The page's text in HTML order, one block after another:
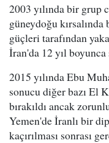
2003 yılında bir grup
güneydoğu
güçleri tarafından
İran'da 12 yıl boyunca
2015 yılında Ebu
sonucu diğer bazı El
bırakıldı ancak
Yemen'de İranlı bir
kaçırılması sonrası